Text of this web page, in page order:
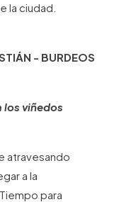
la ciudad.
- BURDEOS
los viñedos
atravesando
a la
Tiempo para